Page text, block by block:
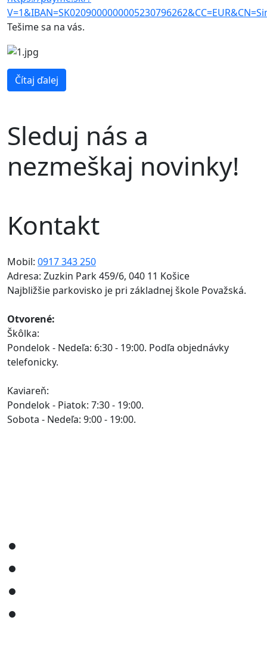
Tešime sa na vás.
Čítaj ďalej
Sleduj nás a
nezmeškaj novinky!
Kontakt
Mobil: 0917 343 250
Adresa: Zuzkin Park 459/6, 040 11 Košice
Najbližšie parkovisko je pri základnej škole Považská.
Otvorené:
Škôlka:
Pondelok - Nedeľa: 6:30 - 19:00. Podľa objednávky
telefonicky.
Kaviareň:
Pondelok - Piatok: 7:30 - 19:00.
Sobota - Nedeľa: 9:00 - 19:00.